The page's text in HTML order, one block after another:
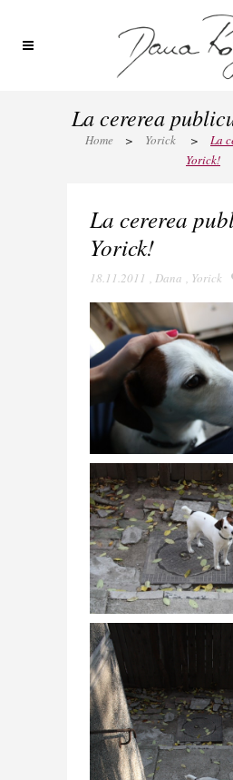
La cererea
Home > Yorick >
La
Yorick!
La cererea
Yorick!
18.11.2011 , Dana , Yorick